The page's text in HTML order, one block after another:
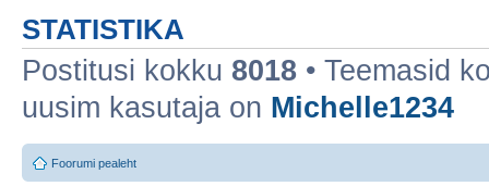
STATISTIKA
Postitusi kokku 8018 • Teemasid
uusim kasutaja on Michelle1234
Foorumi pealeht